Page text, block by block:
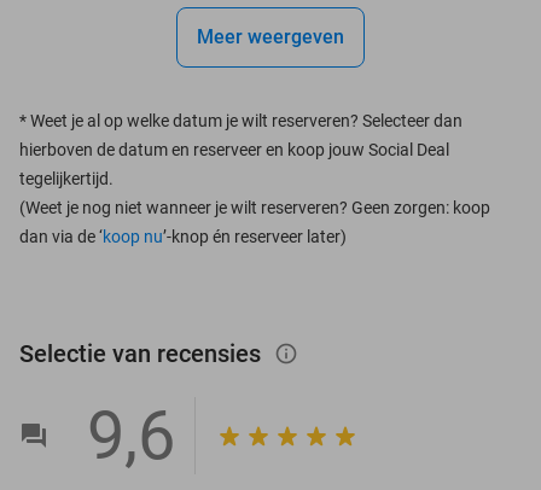
Meer weergeven
*Weet je al op welke datum je wilt reserveren? Selecteer dan
hierboven de datum en reserveer en koop jouw Social Deal
tegelijkertijd.
(Weet je nog niet wanneer je wilt reserveren? Geen zorgen: koop
dan via de ‘koop nu’-knop én reserveer later)
Selectie van recensies info_outlined
9,6